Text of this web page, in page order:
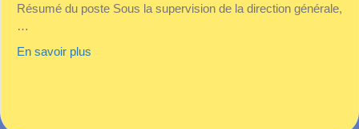
Résumé du poste Sous la supervision de la direction générale,
…
En savoir plus